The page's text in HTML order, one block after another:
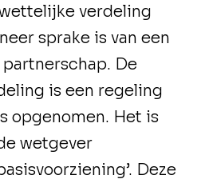
verdeling
sprake is van een
De
is een regeling
opgenomen. Het is
wetgever
Deze